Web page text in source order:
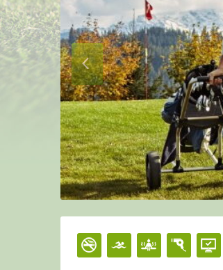
Nächste